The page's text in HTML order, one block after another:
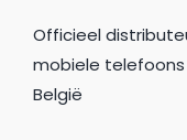
Officieel
mobiele
België